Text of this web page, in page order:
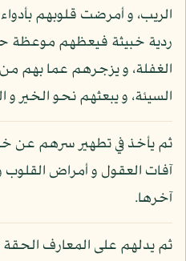
الريب، و أمرضت قلوبهم
ردية خبيثة فيعظهم موعظة
الغفلة، و يزجرهم عما بهم
السيئة، و يبعثهم نحو الخير و
ثم يأخذ في تطهير سرهم عن
آفات العقول و أمراض القلوب
آخرها.
ثم يدلهم على المعارف الحقة